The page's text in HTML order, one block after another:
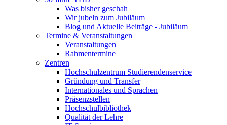
Was bisher geschah
Wir jubeln zum Jubiläum
Blog und Aktuelle Beiträge - Jubiläum
Termine & Veranstaltungen
Veranstaltungen
Rahmentermine
Zentren
Hochschulzentrum Studierendenservice
Gründung und Transfer
Internationales und Sprachen
Präsenzstellen
Hochschulbibliothek
Qualität der Lehre